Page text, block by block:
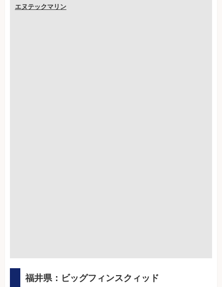
エヌテックマリン
福井県：ビッグフィンスクィッド